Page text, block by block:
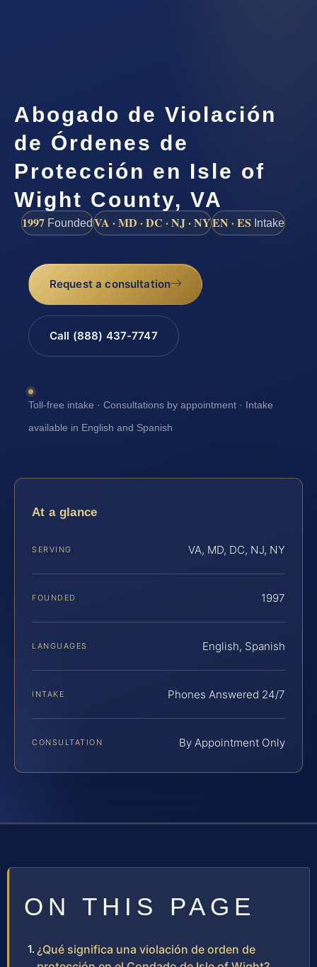
Abogado de Violación
de Órdenes de
Protección en Isle of
Wight County, VA
1997 FoundedVA · MD · DC · NJ · NYEN · ES Intake
Request a consultation
Call (888) 437-7747
Toll-free intake · Consultations by appointment · Intake
available in English and Spanish
At a glance
SERVING VA, MD, DC, NJ, NY
FOUNDED 1997
LANGUAGES English, Spanish
INTAKE Phones Answered 24/7
CONSULTATION By Appointment Only
ON THIS PAGE
¿Qué significa una violación de orden de